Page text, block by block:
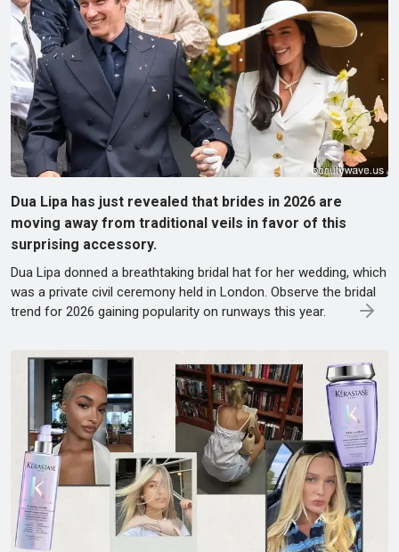
Dua Lipa has just revealed that brides in 2026 are
moving away from traditional veils in favor of this
surprising accessory.
Dua Lipa donned a breathtaking bridal hat for her wedding, which
was a private civil ceremony held in London. Observe the bridal
trend for 2026 gaining popularity on runways this year.